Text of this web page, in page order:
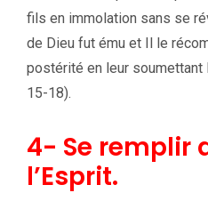
fils en immolation sans se
de Dieu fut ému et Il le
postérité en leur soumettant
15-18).
4- Se remplir
l’Esprit.